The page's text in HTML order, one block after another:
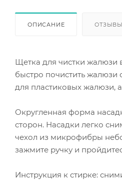
ОПИСАНИЕ ОТЗЫВЫ
Щетка для чистки жалюзи
быстро почистить жалюзи
для пластиковых
Округленная форма
сторон. Насадки легко
чехол из микрофибры
зажмите ручку и
Инструкция к стирке: